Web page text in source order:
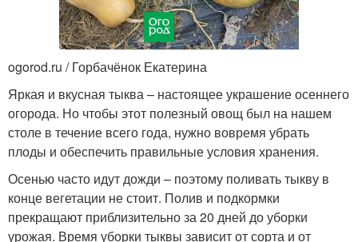
ogorod.ru / Горбачёнок Екатерина
Яркая и вкусная тыква – настоящее украшение осеннего
огорода. Но чтобы этот полезный овощ был на нашем
столе в течение всего года, нужно вовремя убрать
плоды и обеспечить правильные условия хранения.
Осенью часто идут дожди – поэтому поливать тыкву в
конце вегетации не стоит. Полив и подкормки
прекращают приблизительно за 20 дней до уборки
урожая. Время уборки тыквы зависит от сорта и от